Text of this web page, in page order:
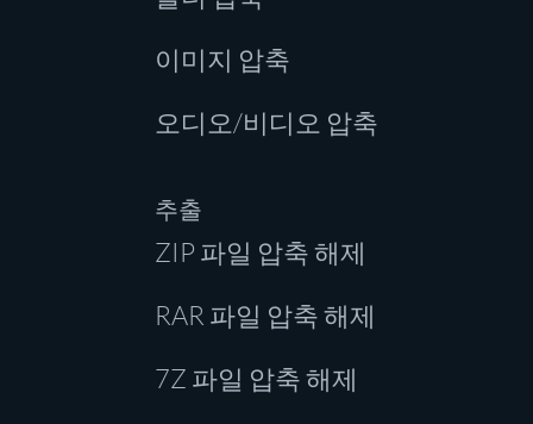
이미지 압축
오디오/비디오 압축
추출
ZIP 파일 압축 해제
RAR 파일 압축 해제
7Z 파일 압축 해제